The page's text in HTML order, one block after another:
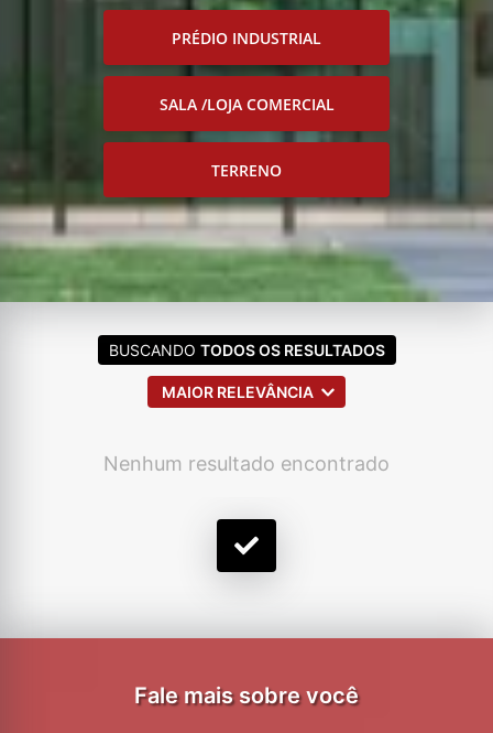
PRÉDIO INDUSTRIAL
SALA /LOJA COMERCIAL
TERRENO
BUSCANDO TODOS OS RESULTADOS
MAIOR RELEVÂNCIA
Nenhum resultado encontrado
Fale mais sobre você